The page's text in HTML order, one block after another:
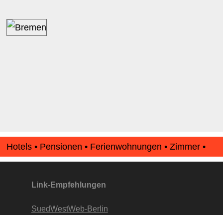
Hotels • Pensionen • Ferienwohnungen • Zimmer •
Apartments • www.Finde-Unterkunft.de
Link-Empfehlungen
SuedWestWeb-Berlin